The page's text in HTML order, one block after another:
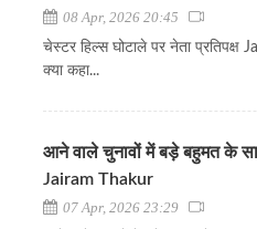
08 Apr, 2026 20:45
चेस्टर हिल्स घोटाले पर नेता प्रतिपक्ष
क्या कहा...
आने वाले चुनावों में बड़े बहुमत के
Jairam Thakur
07 Apr, 2026 23:29